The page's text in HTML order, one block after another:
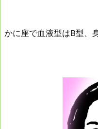
かに座で血液型はB型、